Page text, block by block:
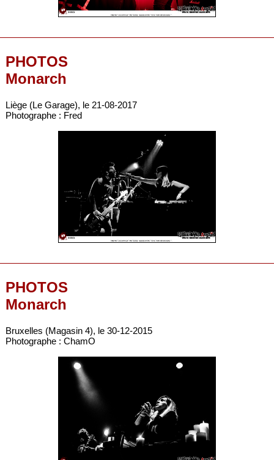
PHOTOS
Monarch
Liège (Le Garage), le 21-08-2017
Photographe : Fred
PHOTOS
Monarch
Bruxelles (Magasin 4), le 30-12-2015
Photographe : ChamO